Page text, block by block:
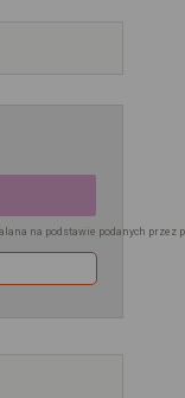
na podstawie podanych przez